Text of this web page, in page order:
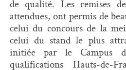
de qualité. Les remises
attendues, ont permis de
celui du concours de la
celui du stand le plus
initiée par le Campus
qualifications Hauts-de-